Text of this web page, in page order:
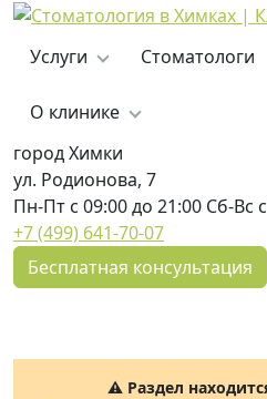
Услуги Стоматологи
О клинике
город Химки
ул. Родионова, 7
Пн-Пт с 09:00 до 21:00 Сб-Вс
+7 (499) 641-70-07
Бесплатная консультация
⚠️ Раздел